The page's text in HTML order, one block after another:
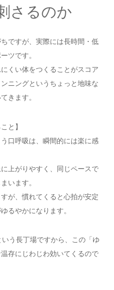
さるのか
ですが、実際には長時間・低
ツです。
くい体をつくることがスコア
ニングというちょっと地味な
きます。
と】
口呼吸は、瞬間的には楽に感
上がりやすく、同じペースで
います。
が、慣れてくると心拍が安定
るやかになります。
う長丁場ですから、この「ゆ
存にじわじわ効いてくるので